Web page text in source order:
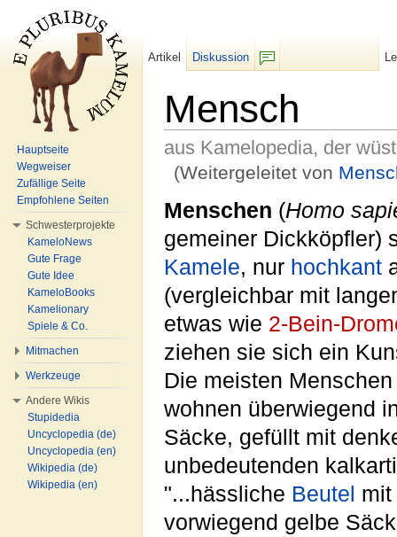
Mensch
aus Kamelopedia, der
(Weitergeleitet von
Menschen (Homo
gemeiner Dickköpfler)
Kamele, nur hochkant
(vergleichbar mit
etwas wie 2-Bein-
ziehen sie sich ein
Die meisten
wohnen überwiegend
Säcke, gefüllt mit
unbedeutenden
"...hässliche Beutel mit
vorwiegend gelbe
Artikel
Diskussion
Hauptseite
Wegweiser
Zufällige Seite
Empfohlene Seiten
Schwesterprojekte
KameloNews
Gute Frage
Gute Idee
KameloBooks
Kamelionary
Spiele & Co.
Mitmachen
Werkzeuge
Andere Wikis
Stupidedia
Uncyclopedia (de)
Uncyclopedia (en)
Wikipedia (de)
Wikipedia (en)